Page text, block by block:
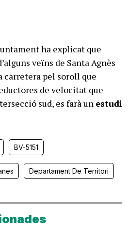
ha explicat que
veïns de Santa Agnès
carretera pel soroll que
de velocitat que
sud, es farà un estudi
BV-5151
Departament De Territori